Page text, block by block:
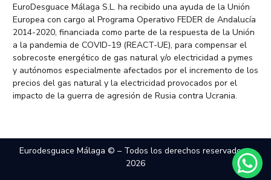
EuroDesguace Málaga S.L. ha recibido una ayuda de la Unión
Europea con cargo al Programa Operativo FEDER de Andalucía
2014-2020, financiada como parte de la respuesta de la Unión
a la pandemia de COVID-19 (REACT-UE), para compensar el
sobrecoste energético de gas natural y/o electricidad a pymes
y autónomos especialmente afectados por el incremento de los
precios del gas natural y la electricidad provocados por el
impacto de la guerra de agresión de Rusia contra Ucrania.
Eurodesguace Málaga © – Todos los derechos reservados –
2026